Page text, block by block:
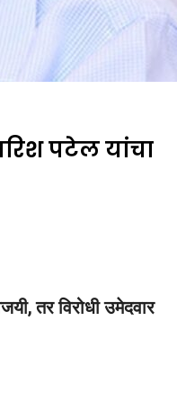
पटेल यांचा
तर विरोधी उमेदवार